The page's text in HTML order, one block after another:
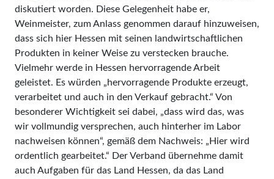
diskutiert worden. Diese Gelegenheit habe er,
Weinmeister, zum Anlass genommen darauf hinzuweisen,
dass sich hier Hessen mit seinen landwirtschaftlichen
Produkten in keiner Weise zu verstecken brauche.
Vielmehr werde in Hessen hervorragende Arbeit
geleistet. Es würden „hervorragende Produkte erzeugt,
verarbeitet und auch in den Verkauf gebracht.“ Von
besonderer Wichtigkeit sei dabei, „dass wird das, was
wir vollmundig versprechen, auch hinterher im Labor
nachweisen können“, gemäß dem Nachweis: „Hier wird
ordentlich gearbeitet.“ Der Verband übernehme damit
auch Aufgaben für das Land Hessen, da das Land